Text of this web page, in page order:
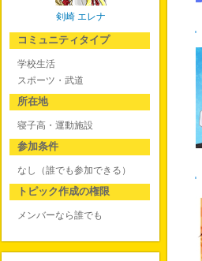
剣崎 エレナ
コミュニティタイプ
学校生活
スポーツ・武道
所在地
寝子高・運動施設
参加条件
なし（誰でも参加できる）
トピック作成の権限
メンバーなら誰でも